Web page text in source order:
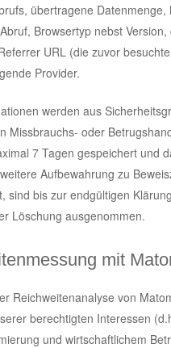
übertragene Datenmenge,
Browsertyp nebst
URL (die zuvor
Provider.
werden aus
Missbrauchs- oder
7 Tagen gespeichert und
Aufbewahrung zu
sind bis zur endgültigen
Löschung ausgenommen.
mit
Reichweitenanalyse von
berechtigten Interessen
und wirtschaftlichem